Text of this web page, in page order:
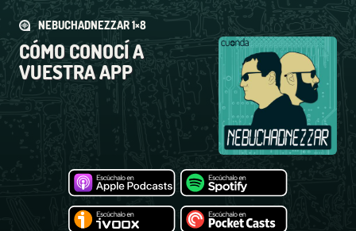
NEBUCHADNEZZAR 1×8
CÓMO CONOCÍ A
VUESTRA APP